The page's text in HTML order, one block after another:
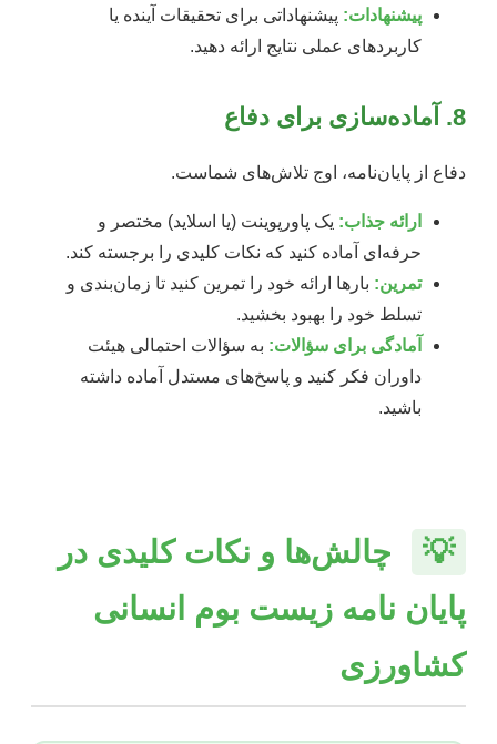
پیشنهادات: پیشنهاداتی برای تحقیقات آینده یا
کاربردهای عملی نتایج ارائه دهید.
8. آماده‌سازی برای دفاع
دفاع از پایان‌نامه، اوج تلاش‌های شماست.
ارائه جذاب: یک پاورپوینت (یا اسلاید) مختصر و
حرفه‌ای آماده کنید که نکات کلیدی را برجسته کند.
تمرین: بارها ارائه خود را تمرین کنید تا زمان‌بندی و
تسلط خود را بهبود بخشید.
آمادگی برای سؤالات: به سؤالات احتمالی هیئت
داوران فکر کنید و پاسخ‌های مستدل آماده داشته
باشید.
💡
چالش‌ها و نکات کلیدی در
پایان نامه زیست بوم انسانی
کشاورزی